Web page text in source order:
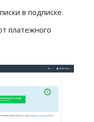
в подписке.
платежного